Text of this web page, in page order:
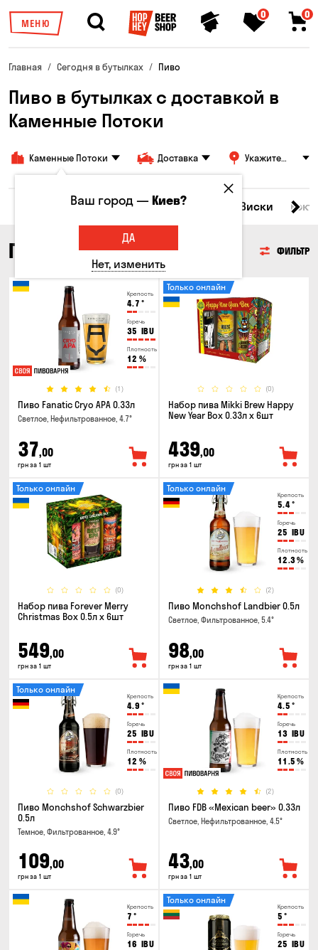
МЕНЮ
0 0
Главная Сегодня в бутылках Пиво
Пиво в бутылках с доставкой в
Каменные Потоки
Каменные Потоки Доставка
Укажите
Все товары Пиво Сидр Виски
ПИВО ФИЛЬТР
Крепость
4.7 °
Горечь
35 IBU
Плотность
12 %
(1)
Пиво Fanatic Cryo APA 0.33л
Светлое, Нефильтрованное, 4.7°
37,00
грн за 1 шт
(0)
Только онлайн
Набор пива Mikki Brew Happy
New Year Box 0.33л x 6шт
439,00
грн за 1 шт
(0)
Только онлайн
Набор пива Forever Merry
Christmas Box 0.5л x 6шт
549,00
грн за 1 шт
Крепость
5.4°
Горечь
25 IBU
Плотность
12.3%
(2)
Только онлайн
Пиво Monchshof Landbier 0.5л
Светлое, Фильтрованное, 5.4°
98,00
грн за 1 шт
Крепость
4.9 °
Горечь
25 IBU
Плотность
12 %
(0)
Только онлайн
Пиво Monchshof Schwarzbier
0.5л
Темное, Фильтрованное, 4.9°
109,00
грн за 1 шт
Крепость
4.5 °
Горечь
13 IBU
Плотность
11.5 %
(2)
Пиво FDB «Mexican beer» 0.33л
Светлое, Нефильтрованное, 4.5°
43,00
грн за 1 шт
Крепость
7 °
Горечь
16 IBU
Крепость
5 °
Горечь
25 IBU
Только онлайн
Ваш город —Киев?
ДА
Нет, изменить